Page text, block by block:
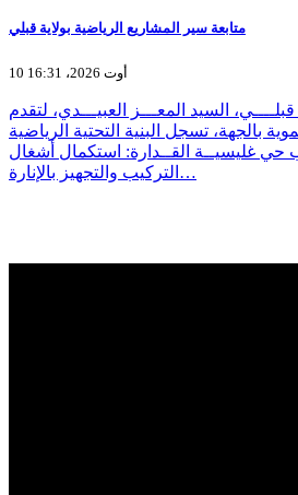
متابعة سير المشاريع الرياضية بولاية قبلي
10 أوت 2026، 16:31
السيد المعـــز العبيـــدي، لتقدم
بالجهة، تسجل البنية التحتية الرياضية
حي غليسيــة القــدارة: استكمال أشغال
التركيب والتجهيز بالإنارة…